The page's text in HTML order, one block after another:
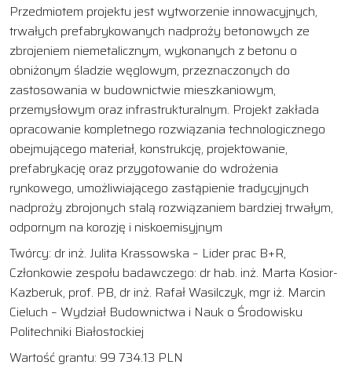
Przedmiotem projektu jest wytworzenie innowacyjnych,
trwałych prefabrykowanych nadproży betonowych ze
zbrojeniem niemetalicznym, wykonanych z betonu o
obniżonym śladzie węglowym, przeznaczonych do
zastosowania w budownictwie mieszkaniowym,
przemysłowym oraz infrastrukturalnym. Projekt zakłada
opracowanie kompletnego rozwiązania technologicznego
obejmującego materiał, konstrukcję, projektowanie,
prefabrykację oraz przygotowanie do wdrożenia
rynkowego, umożliwiającego zastąpienie tradycyjnych
nadproży zbrojonych stalą rozwiązaniem bardziej trwałym,
odpornym na korozję i niskoemisyjnym
Twórcy: dr inż. Julita Krassowska – Lider prac B+R,
Członkowie zespołu badawczego: dr hab. inż. Marta Kosior-
Kazberuk, prof. PB, dr inż. Rafał Wasilczyk, mgr iż. Marcin
Cieluch – Wydział Budownictwa i Nauk o Środowisku
Politechniki Białostockiej
Wartość grantu: 99 734.13 PLN